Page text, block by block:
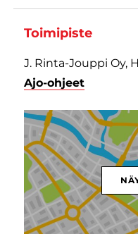
Toimipiste
J. Rinta-Jouppi Oy,
Ajo-ohjeet